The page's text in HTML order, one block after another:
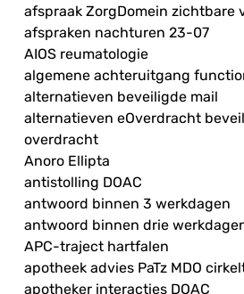
afspraak ZorgDomein zichtbare
afspraken nachturen 23-07
AIOS reumatologie
algemene achteruitgang
alternatieven beveiligde mail
alternatieven eOverdracht
overdracht
Anoro Ellipta
antistolling DOAC
antwoord binnen 3 werkdagen
antwoord binnen drie
APC-traject hartfalen
apotheek advies PaTz MDO
apotheker interacties DOAC